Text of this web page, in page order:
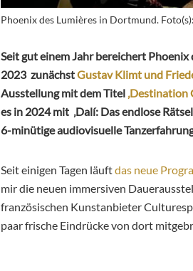
Phoenix des Lumières in Dortmund.
Seit gut einem Jahr bereichert
2023 zunächstGustav Klimt und
Ausstellung mit dem Titel ‚Destination
es in 2024 mit ‚Dalí: Das endlose
6-minütige audiovisuelle
Seit einigen Tagen läuftdas neue
mir die neuen immersiven
französischen Kunstanbieter
paar frische Eindrücke von dort